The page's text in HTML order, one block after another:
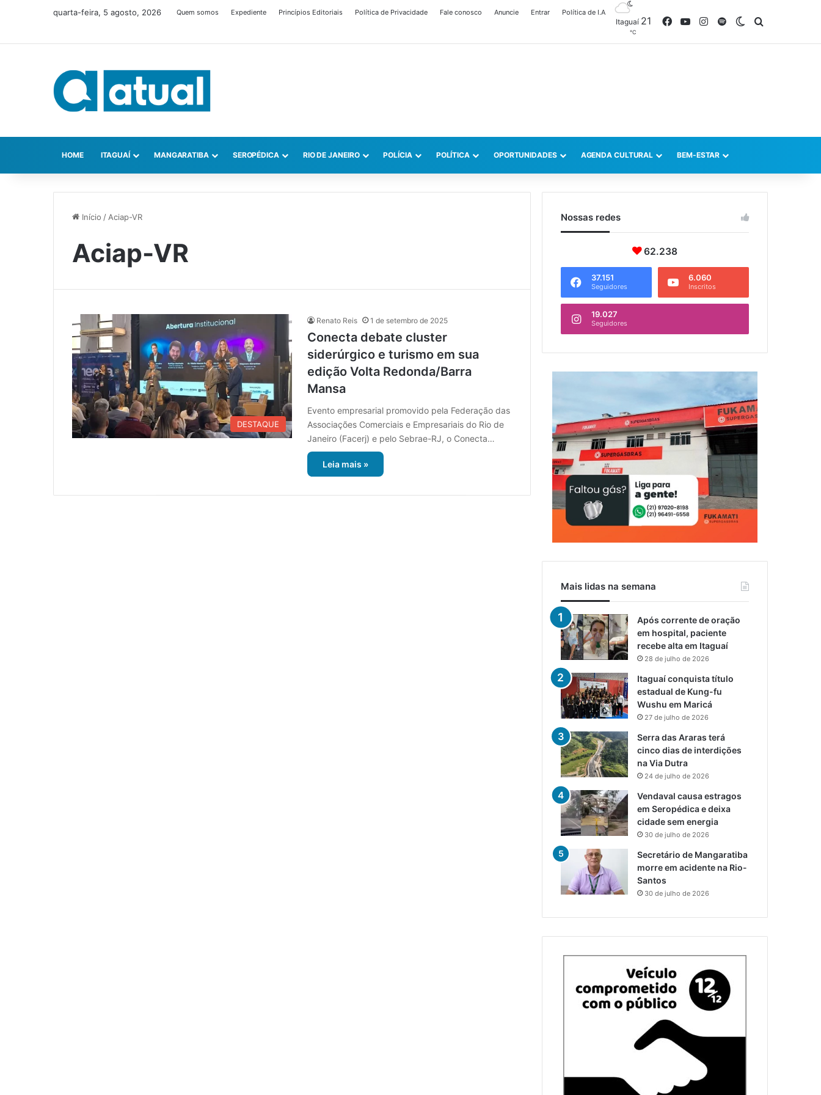
quarta-feira, 5 agosto, 2026 Quem somos Expediente Princípios Editoriais Política de Privacidade Fale conosco Anuncie Entrar Política de I.A
Itaguaí 21
℃
FacebookYouTubeInstagram
SpotifySwitch skin
HOME ITAGUAÍ MANGARATIBA SEROPÉDICA RIO DE JANEIRO POLÍCIA POLÍTICA OPORTUNIDADES AGENDA CULTURAL BEM-ESTAR
Início /Aciap-VR
Aciap-VR
DESTAQUE
Renato Reis 1 de setembro de 2025
Conecta debate cluster
siderúrgico e turismo em sua
edição Volta Redonda/Barra
Mansa
Evento empresarial promovido pela Federação das
Associações Comerciais e Empresariais do Rio de
Janeiro (Facerj) e pelo Sebrae-RJ, o Conecta…
Leia mais »
Nossas redes
62.238
37.151
Seguidores
6.060
Inscritos
19.027
Seguidores
Mais lidas na semana
Após corrente de oração
em hospital, paciente
recebe alta em Itaguaí
28 de julho de 2026
Itaguaí conquista título
estadual de Kung-fu
Wushu em Maricá
27 de julho de 2026
Serra das Araras terá
cinco dias de interdições
na Via Dutra
24 de julho de 2026
Vendaval causa estragos
em Seropédica e deixa
cidade sem energia
30 de julho de 2026
Secretário de Mangaratiba
morre em acidente na Rio-
Santos
30 de julho de 2026